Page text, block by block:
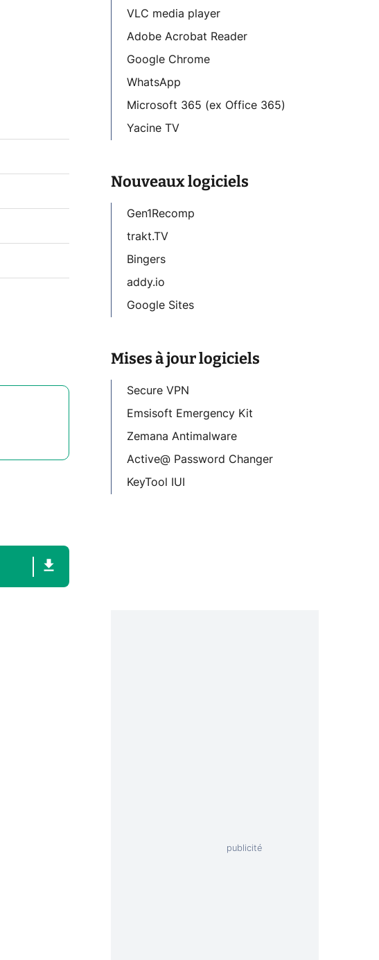
VLC media player
Adobe Acrobat Reader
Google Chrome
WhatsApp
Microsoft 365 (ex Office 365)
Yacine TV
Nouveaux logiciels
Gen1Recomp
trakt.TV
Bingers
addy.io
Google Sites
Mises à jour logiciels
Secure VPN
Emsisoft Emergency Kit
Zemana Antimalware
Active@ Password Changer
KeyTool IUI